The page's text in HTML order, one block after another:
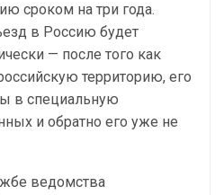
сроком на три года.
в Россию будет
— после того как
территорию, его
в специальную
и обратно его уже не
ведомства